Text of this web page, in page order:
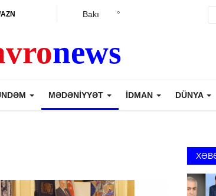
Bakı °
MƏDƏNİYYƏT İDMAN DÜNYA